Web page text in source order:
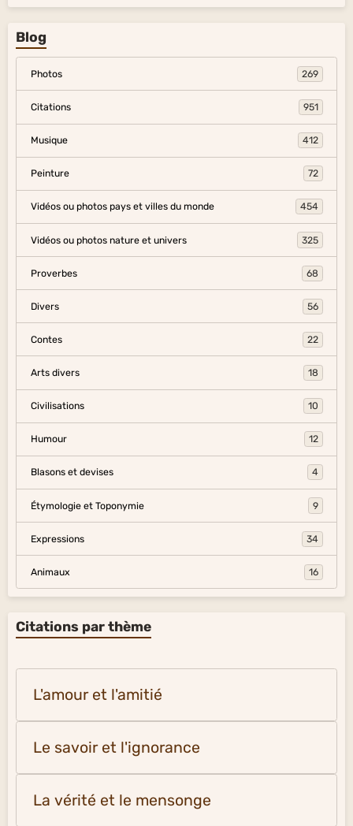
Blog
Photos 269
Citations 951
Musique 412
Peinture 72
Vidéos ou photos pays et villes du monde 454
Vidéos ou photos nature et univers 325
Proverbes 68
Divers 56
Contes 22
Arts divers 18
Civilisations 10
Humour 12
Blasons et devises 4
Étymologie et Toponymie 9
Expressions 34
Animaux 16
Citations par thème
L'amour et l'amitié
Le savoir et l'ignorance
La vérité et le mensonge